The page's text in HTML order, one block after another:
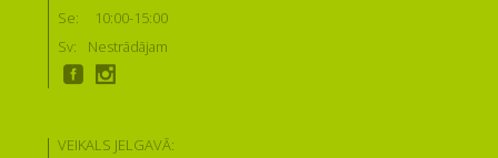
Se:
10:00-15:00
Sv:
Nestrādājam
VEIKALS JELGAVĀ: